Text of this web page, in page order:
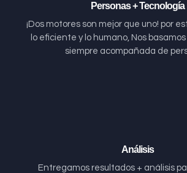
Personas + Tecnología
¡Dos motores son mejor que uno! por
lo eficiente y lo humano, Nos
siempre acompañada de
Análisis
Entregamos resultados + análisis